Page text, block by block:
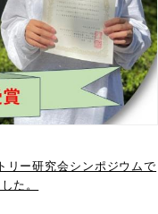
リー研究会シンポジウムで
た。